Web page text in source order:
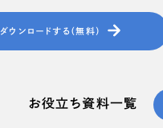
ダウンロードする（無料）
お役立ち資料一覧